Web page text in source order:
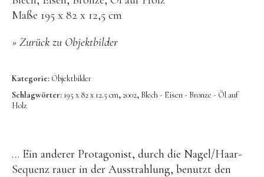
Werk
Bronze
Bilder Großformat
Grafik Großformat
Objektbilder
Maße 195 x 82 x 12,5 cm
» Zurück zu Objektbilder
Kategorie: Objektbilder
Schlagwörter: 195 x 82 x 12.5 cm, 2002, Blech - Eisen - Bronze - Öl auf
Holz
… Ein anderer Protagonist, durch die Nagel/Haar-
Sequenz rauer in der Ausstrahlung, benutzt den